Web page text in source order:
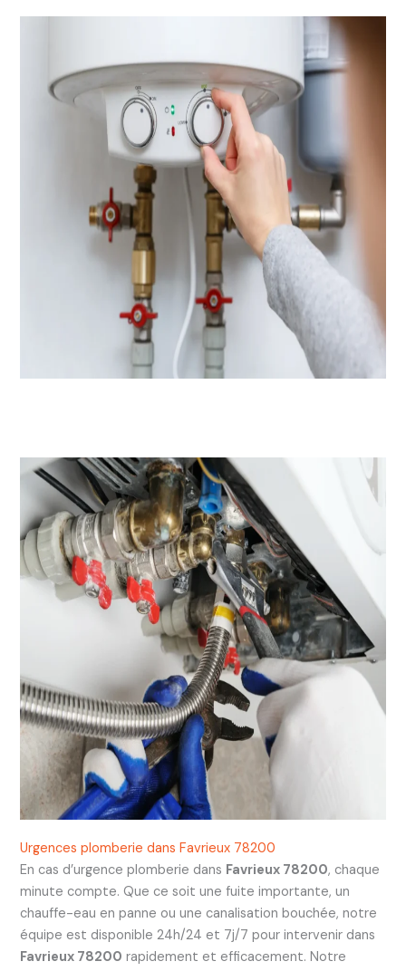
Urgences plomberie dans Favrieux 78200
En cas d’urgence plomberie dans Favrieux 78200, chaque
minute compte. Que ce soit une fuite importante, un
chauffe-eau en panne ou une canalisation bouchée, notre
équipe est disponible 24h/24 et 7j/7 pour intervenir dans
Favrieux 78200 rapidement et efficacement. Notre